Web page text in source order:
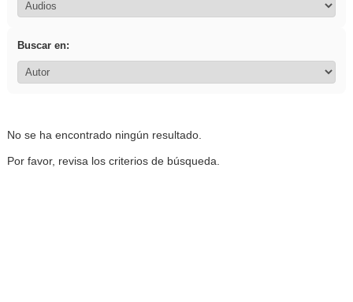
Buscar en:
No se ha encontrado ningún resultado.
Por favor, revisa los criterios de búsqueda.